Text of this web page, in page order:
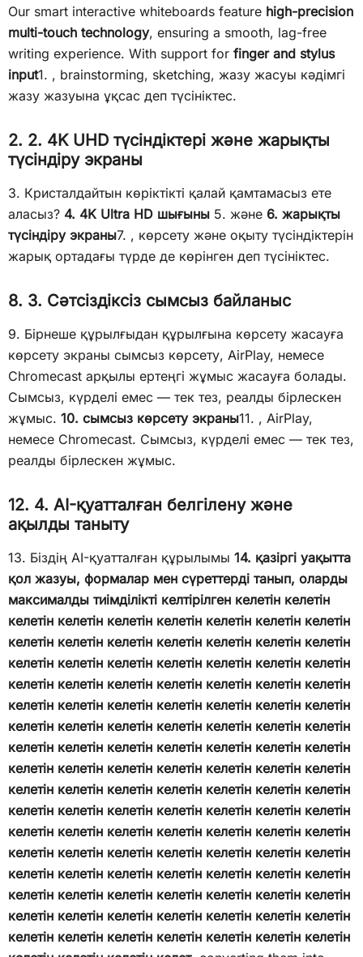
Our smart interactive whiteboards feature high-precision
multi-touch technology, ensuring a smooth, lag-free
writing experience. With support for finger and stylus
input1. , brainstorming, sketching, жазу жасуы кәдімгі
жазу жазуына ұқсас деп түсініктес.
2. 2. 4K UHD түсіндіктері және жарықты
түсіндіру экраны
3. Кристалдайтын көріктікті қалай қамтамасыз ете
аласыз? 4. 4K Ultra HD шығыны 5. және 6. жарықты
түсіндіру экраны7. , көрсету және оқыту түсіндіктерін
жарық ортадағы түрде де көрінген деп түсініктес.
8. 3. Сәтсіздіксіз сымсыз байланыс
9. Бірнеше құрылғыдан құрылғына көрсету жасауға
көрсету экраны сымсыз көрсету, AirPlay, немесе
Chromecast арқылы ертеңгі жұмыс жасауға болады.
Сымсыз, күрделі емес — тек тез, реалды бірлескен
жұмыс. 10. сымсыз көрсету экраны11. , AirPlay,
немесе Chromecast. Сымсыз, күрделі емес — тек тез,
реалды бірлескен жұмыс.
12. 4. AI-қуатталған белгілену және
ақылды таныту
13. Біздің AI-қуатталған құрылымы 14. қазіргі уақытта
қол жазуы, формалар мен сүреттерді танып, оларды
максималды тиімділікті келтірілген келетін келетін
келетін келетін келетін келетін келетін келетін келетін
келетін келетін келетін келетін келетін келетін келетін
келетін келетін келетін келетін келетін келетін келетін
келетін келетін келетін келетін келетін келетін келетін
келетін келетін келетін келетін келетін келетін келетін
келетін келетін келетін келетін келетін келетін келетін
келетін келетін келетін келетін келетін келетін келетін
келетін келетін келетін келетін келетін келетін келетін
келетін келетін келетін келетін келетін келетін келетін
келетін келетін келетін келетін келетін келетін келетін
келетін келетін келетін келетін келетін келетін келетін
келетін келетін келетін келетін келетін келетін келетін
келетін келетін келетін келетін келетін келетін келетін
келетін келетін келетін келетін келетін келетін келетін
келетін келетін келетін келетін келетін келетін келетін
келетін келетін келетін келетін келетін келетін келетін